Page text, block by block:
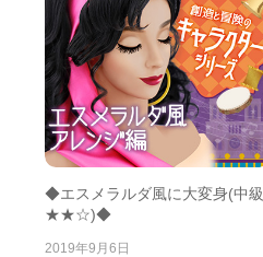
◆エスメラルダ風に大変身(中級
★★☆)◆
2019年9月6日